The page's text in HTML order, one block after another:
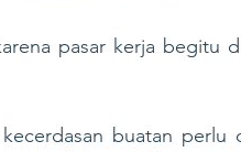
pasar kerja begitu